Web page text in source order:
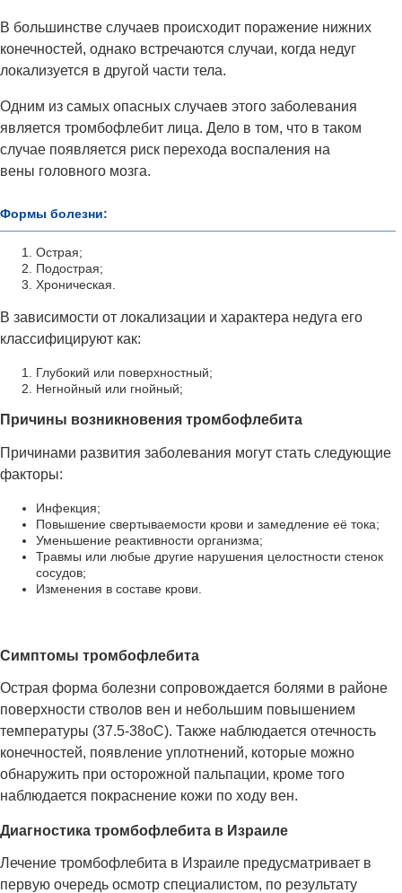
В большинстве случаев происходит поражение нижних
конечностей, однако встречаются случаи, когда недуг
локализуется в другой части тела.
Одним из самых опасных случаев этого заболевания
является тромбофлебит лица. Дело в том, что в таком
случае появляется риск перехода воспаления на
вены головного мозга.
Формы болезни:
Острая;
Подострая;
Хроническая.
В зависимости от локализации и характера недуга его
классифицируют как:
Глубокий или поверхностный;
Негнойный или гнойный;
Причины возникновения тромбофлебита
Причинами развития заболевания могут стать следующие
факторы:
Инфекция;
Повышение свертываемости крови и замедление её тока;
Уменьшение реактивности организма;
Травмы или любые другие нарушения целостности стенок
сосудов;
Изменения в составе крови.
Симптомы тромбофлебита
Острая форма болезни сопровождается болями в районе
поверхности стволов вен и небольшим повышением
температуры (37.5-38оС). Также наблюдается отечность
конечностей, появление уплотнений, которые можно
обнаружить при осторожной пальпации, кроме того
наблюдается покраснение кожи по ходу вен.
Диагностика тромбофлебита в Израиле
Лечение тромбофлебита в Израиле предусматривает в
первую очередь осмотр специалистом, по результату